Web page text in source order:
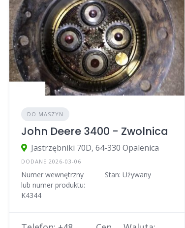
DO MASZYN
John Deere 3400 - Zwolnica
Jastrzębniki 70D, 64-330 Opalenica
DODANE 2026-03-06
Numer wewnętrzny
lub numer produktu:
K4344
Stan: Używany